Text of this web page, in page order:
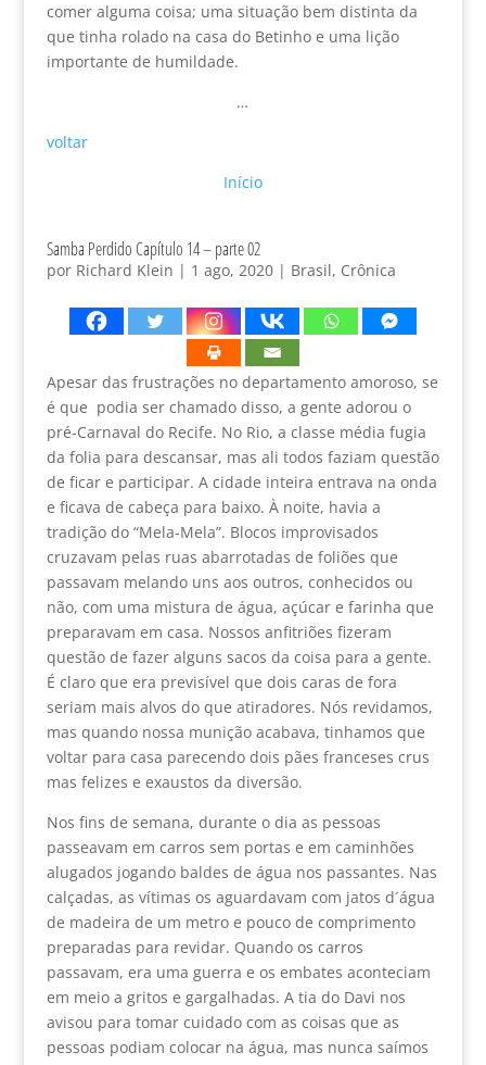
comer alguma coisa; uma situação bem distinta da
que tinha rolado na casa do Betinho e uma lição
importante de humildade.
…
voltar
Início
Samba Perdido Capítulo 14 – parte 02
por Richard Klein | 1 ago, 2020| Brasil, Crônica
Apesar das frustrações no departamento amoroso, se
é que podia ser chamado disso, a gente adorou o
pré-Carnaval do Recife. No Rio, a classe média fugia
da folia para descansar, mas ali todos faziam questão
de ficar e participar. A cidade inteira entrava na onda
e ficava de cabeça para baixo. À noite, havia a
tradição do “Mela-Mela”. Blocos improvisados
cruzavam pelas ruas abarrotadas de foliões que
passavam melando uns aos outros, conhecidos ou
não, com uma mistura de água, açúcar e farinha que
preparavam em casa. Nossos anfitriões fizeram
questão de fazer alguns sacos da coisa para a gente.
É claro que era previsível que dois caras de fora
seriam mais alvos do que atiradores. Nós revidamos,
mas quando nossa munição acabava, tinhamos que
voltar para casa parecendo dois pães franceses crus
mas felizes e exaustos da diversão.
Nos fins de semana, durante o dia as pessoas
passeavam em carros sem portas e em caminhões
alugados jogando baldes de água nos passantes. Nas
calçadas, as vítimas os aguardavam com jatos d´água
de madeira de um metro e pouco de comprimento
preparadas para revidar. Quando os carros
passavam, era uma guerra e os embates aconteciam
em meio a gritos e gargalhadas. A tia do Davi nos
avisou para tomar cuidado com as coisas que as
pessoas podiam colocar na água, mas nunca saímos